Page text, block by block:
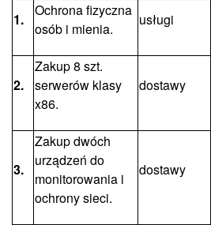
1.
Ochrona fizyczna
osób i mienia.
usługi
2.
Zakup 8 szt.
serwerów klasy
x86.
dostawy
3.
Zakup dwóch
urządzeń do
monitorowania i
ochrony sieci.
dostawy